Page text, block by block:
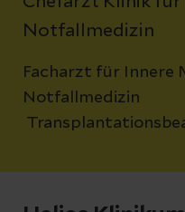
Notfallmedizin
Facharzt für Innere
Notfallmedizin